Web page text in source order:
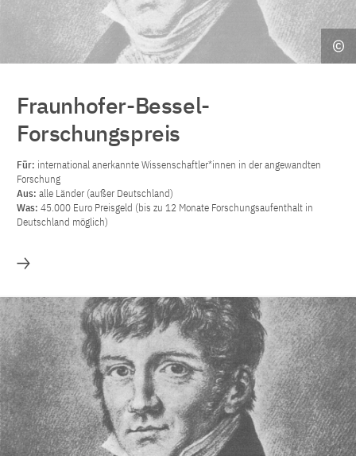
Fraunhofer-Bessel-
Forschungspreis
Für: international anerkannte Wissenschaftler*innen in der angewandten
Forschung
Aus: alle Länder (außer Deutschland)
Was: 45.000 Euro Preisgeld (bis zu 12 Monate Forschungsaufenthalt in
Deutschland möglich)